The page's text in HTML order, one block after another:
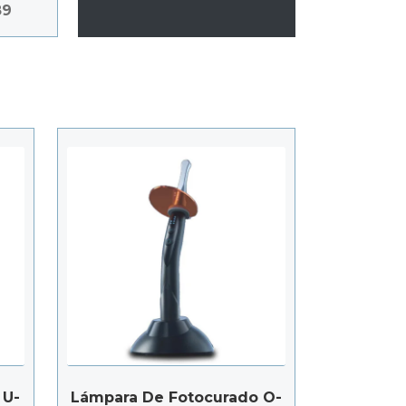
El
Lámpara De Fotocurado O-